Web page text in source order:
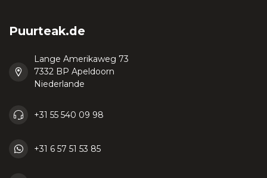
Puurteak.de
Lange Amerikaweg 73
7332 BP Apeldoorn
Niederlande
+31 55 540 09 98
+31 6 57 51 53 85